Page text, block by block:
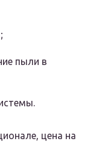
пыли в
цена на